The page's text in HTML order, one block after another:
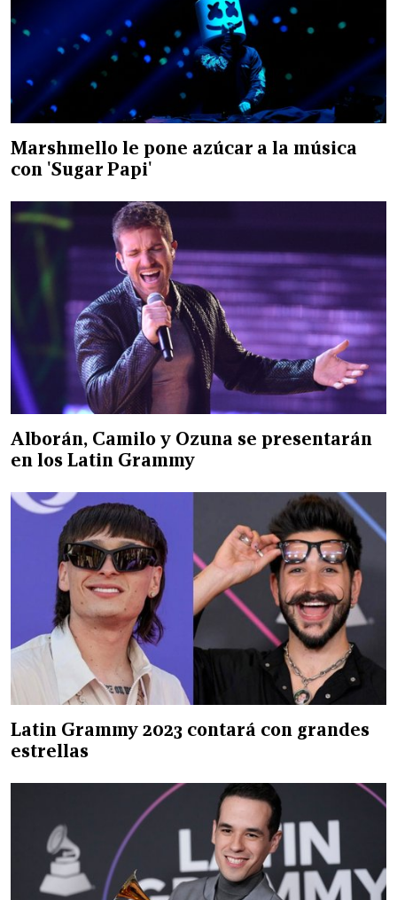
Marshmello le pone azúcar a la música
con 'Sugar Papi'
Alborán, Camilo y Ozuna se presentarán
en los Latin Grammy
Latin Grammy 2023 contará con grandes
estrellas